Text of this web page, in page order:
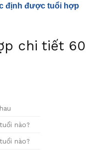
định được tuổi hợp
chi tiết 60
nào?
nào?